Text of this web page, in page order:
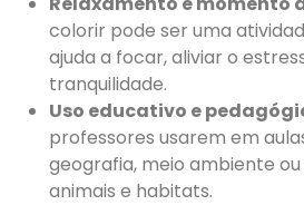
colorir pode ser uma
ajuda a focar, aliviar o
tranquilidade.
Uso educativo e
professores usarem em
geografia, meio ambiente
animais e habitats.